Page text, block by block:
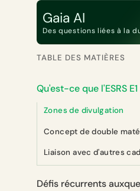
Gaia AI
Des questions liées à la
TABLE DES MATIÈRES
Qu'est-ce que l'ESRS E1
Zones de divulgation
Concept de double
Liaison avec d'autres
Défis récurrents